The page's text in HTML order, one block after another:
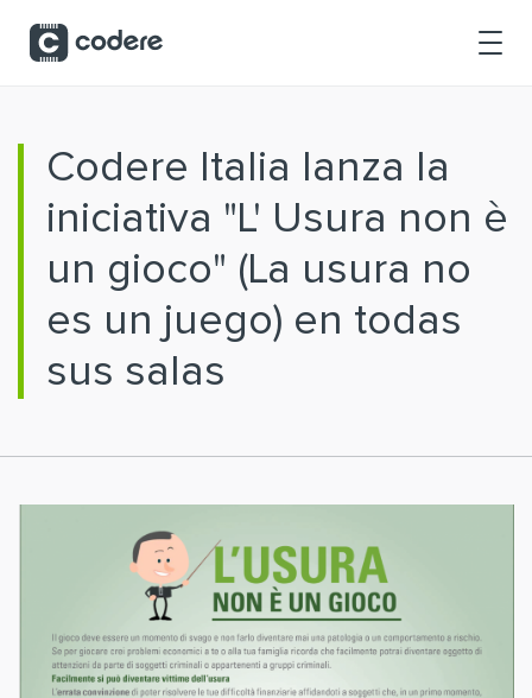
Codere Italia lanza la
iniciativa "L' Usura non è
un gioco" (La usura no
es un juego) en todas
sus salas